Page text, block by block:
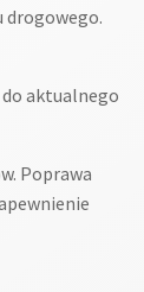
drogowego.
aktualnego
Poprawa